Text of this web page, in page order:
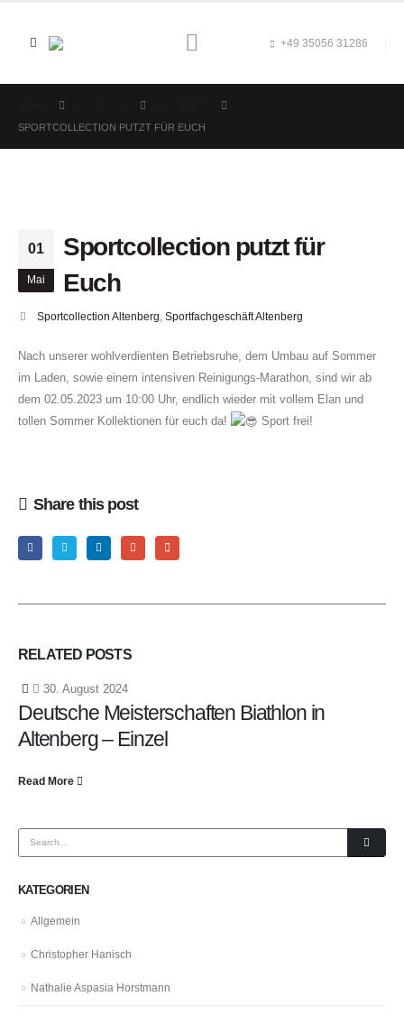
+49 35056 31286
SPORTCOLLECTION PUTZT FÜR EUCH
01
Mai
Sportcollection putzt für
Euch
Sportcollection Altenberg Sportfachgeschäft Altenberg
Nach unserer wohlverdienten Betriebsruhe, dem Umbau auf Sommer
im Laden, sowie einem intensiven Reinigungs-Marathon, sind wir ab
dem 02.05.2023 um 10:00 Uhr, endlich wieder mit vollem Elan und
tollen Sommer Kollektionen für euch da!
Sport frei!
Share this post
RELATED POSTS
30. August 2024
Deutsche Meisterschaften Biathlon in
Altenberg – Einzel
Read More
KATEGORIEN
Allgemein
Christopher Hanisch
Nathalie Aspasia Horstmann